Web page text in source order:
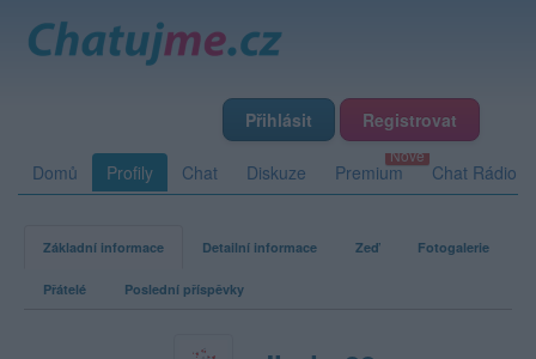
Přihlásit Registrovat
Domů Profily Chat Diskuze Premium Chat Rádio
Základní informace Detailní informace Zeď Fotogalerie
Přátelé Poslední příspěvky